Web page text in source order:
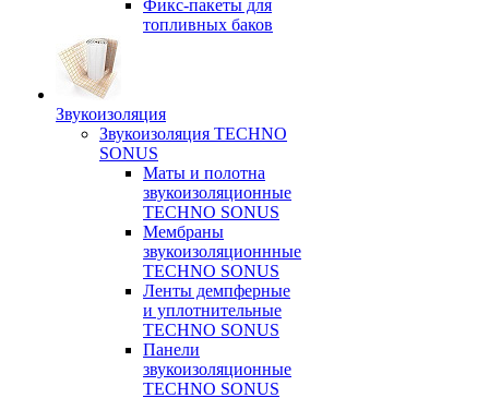
Фикс-пакеты для
топливных баков
Звукоизоляция
Звукоизоляция TECHNO
SONUS
Маты и полотна
звукоизоляционные
TECHNO SONUS
Мембраны
звукоизоляционнные
TECHNO SONUS
Ленты демпферные
и уплотнительные
TECHNO SONUS
Панели
звукоизоляционные
TECHNO SONUS